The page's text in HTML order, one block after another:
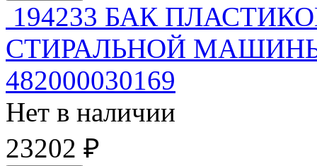
194233 БАК
СТИРАЛЬНОЙ МАШИНЫ
482000030169
Нет в наличии
23202 ₽